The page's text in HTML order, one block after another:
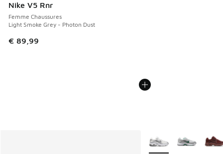
Nike V5 Rnr
Femme Chaussures
Light Smoke Grey - Photon Dust
€ 89,99
Plus de couleurs